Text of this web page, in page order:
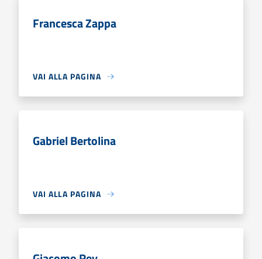
Francesca Zappa
VAI ALLA PAGINA
Gabriel Bertolina
VAI ALLA PAGINA